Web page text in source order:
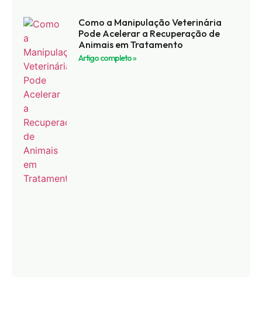
Como a Manipulação Veterinária
Pode Acelerar a Recuperação de
Animais em Tratamento
Artigo completo »